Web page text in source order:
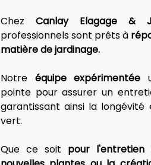
Chez Canlay Elagage &
professionnels sont prêts à
matière de jardinage.
Notre équipe expérimentée
pointe pour assurer un
garantissant ainsi la
vert.
Que ce soit pour l'entretien